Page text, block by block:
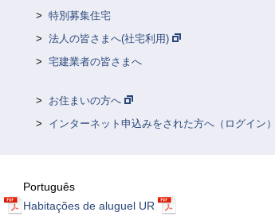
特別募集住宅
法人の皆さまへ(社宅利用)
宅建業者の皆さまへ
お住まいの方へ
インターネット申込みをされた方へ（ログイン）
Português
Habitações de aluguel UR